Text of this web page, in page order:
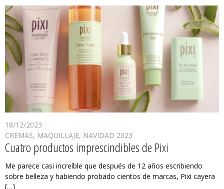
18/12/2023
CREMAS, MAQUILLAJE, NAVIDAD 2023
Cuatro productos imprescindibles de Pixi
Me parece casi increíble que después de 12 años escribiendo
sobre belleza y habiendo probado cientos de marcas, Pixi cayera
[…]